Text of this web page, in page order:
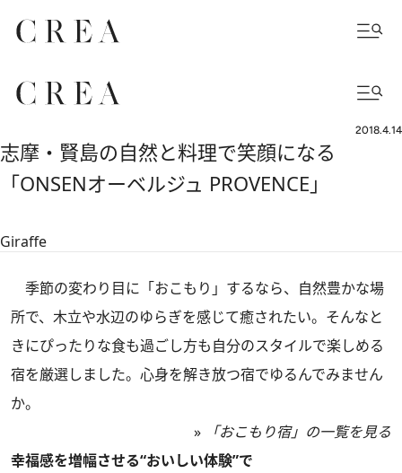
2018.4.14
志摩・賢島の自然と料理で笑顔になる
「ONSENオーベルジュ PROVENCE」
Giraffe
季節の変わり目に「おこもり」するなら、自然豊かな場
所で、木立や水辺のゆらぎを感じて癒されたい。そんなと
きにぴったりな食も過ごし方も自分のスタイルで楽しめる
宿を厳選しました。心身を解き放つ宿でゆるんでみません
か。
»
「おこもり宿」の一覧を見る
幸福感を増幅させる“おいしい体験”で